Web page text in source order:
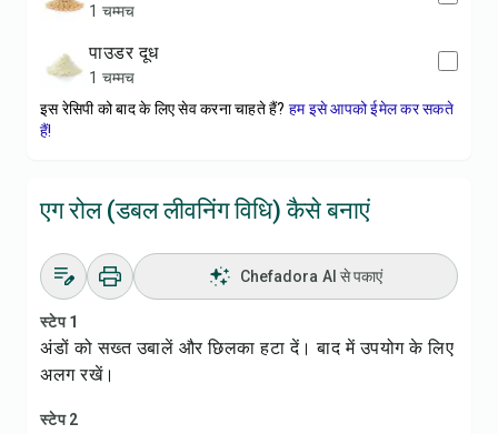
1 चम्मच
पाउडर दूध
1 चम्मच
इस रेसिपी को बाद के लिए सेव करना चाहते हैं? हम इसे आपको ईमेल कर सकते
हैं!
एग रोल (डबल लीवनिंग विधि) कैसे बनाएं
Chefadora AI से पकाएं
स्टेप 1
अंडों को सख्त उबालें और छिलका हटा दें। बाद में उपयोग के लिए
अलग रखें।
स्टेप 2